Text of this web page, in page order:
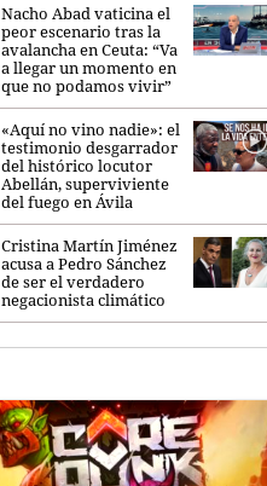
Nacho Abad vaticina el
peor escenario tras la
avalancha en Ceuta: “Va
a llegar un momento en
que no podamos vivir”
«Aquí no vino nadie»: el
testimonio desgarrador
del histórico locutor
Abellán, superviviente
del fuego en Ávila
Cristina Martín Jiménez
acusa a Pedro Sánchez
de ser el verdadero
negacionista climático